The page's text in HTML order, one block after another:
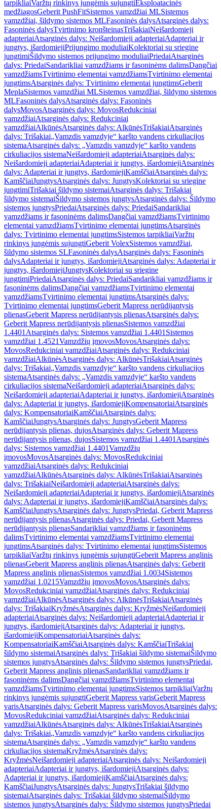
tarpikliaiVaržtų rinkinys jungėmis sujungtiEksploatacinės
medžiagosGeberit PushFitSistemos vamzdžiai MLSistemos
vamzdžiai, šildymo sistemos MLFasoninės dalysAtsarginės dalys:
Fasoninės dalysTvirtinimo kronšteinasTrišakiaiNeišardomieji
adapteriaiAtsarginės dalys: Neišardomieji adapteriaiAdapteriai ir
jungtys, išardomiejiPrijungimo moduliaiKolektoriai su sriegine
jungtimiŠildymo sistemos prijungimo moduliaiPriedaiAtsarginės
dalys: PriedaiSandarikliai vamzdžiams ir fasoninėms dalimsDangčiai
vamzdžiamsTvirtinimo elementai vamzdžiamsTvirtinimo elementai
jungtimsAtsarginės dalys: Tvirtinimo elementai jungtimsGeberit
MeplaSistemos vamzdžiai MLSistemos vamzdžiai, šildymo sistemos
MLFasoninės dalysAtsarginės dalys: Fasoninės
dalysMovosAtsarginės dalys: MovosRedukciniai
vamzdžiaiAtsarginės dalys: Redukciniai
vamzdžiaiAlkūnėsAtsarginės dalys: AlkūnėsTrišakiaiAtsarginės
dalys: Trišakiai„Vamzdis vamzdyje“ karšto vandens cirkuliacijos
sistemaAtsarginės dalys: „Vamzdis vamzdyje“ karšto vandens
cirkuliacijos sistemaNeišardomieji adapteriaiAtsarginės dalys:
Neišardomieji adapteriaiAdapteriai ir jungtys, išardomiejiAtsarginės
dalys: Adapteriai ir jungtys, išardomiejiKamščiaiAtsarginės dalys:
KamščiaiJungtysAtsarginės dalys: JungtysKolektoriai su sriegine
jungtimiTrišakiai šildymo sistemaiAtsarginės dalys: Trišakiai
šildymo sistemaiŠildymo sistemos jungtysAtsarginės dalys: Šildymo
sistemos jungtysPriedaiAtsarginės dalys: PriedaiSandarikliai
vamzdžiams ir fasoninėms dalimsDangčiai vamzdžiamsTvirtinimo
elementai vamzdžiamsTvirtinimo elementai jungtimsAtsarginės
dalys: Tvirtinimo elementai jungtimsSistemos tarpikliaiVaržtų
rinkinys jungėmis sujungtiGeberit VolexSistemos vamzdžiai,
šildymo sistemos SLFasoninės dalysAtsarginės dalys: Fasoninės
dalysAdapteriai ir jungtys, išardomiejiAtsarginės dalys: Adapteriai ir
jungtys, išardomiejiJungtysKolektoriai su sriegine
jungtimiPriedaiAtsarginės dalys: PriedaiSandarikliai vamzdžiams ir
fasoninėms dalimsDangčiai vamzdžiamsTvirtinimo elementai
vamzdžiamsTvirtinimo elementai jungtimsAtsarginės dalys:
Tvirtinimo elementai jungtimsGeberit Mapress nerūdijantysis
plienasGeberit Mapress nerūdijantysis plienasAtsarginės dalys:
Geberit Mapress nerūdijantysis plienasSistemos vamzdžiai
1.4401 Atsarginės dalys: Sistemos vamzdžiai 1.4401 Sistemos
vamzdžiai 1.4521Vamzdžių įmovosMovosAtsarginės dalys:
MovosRedukciniai vamzdžiaiAtsarginės dalys: Redukciniai
vamzdžiaiAlkūnėsAtsarginės dalys: AlkūnėsTrišakiaiAtsarginės
dalys: Trišakiai„Vamzdis vamzdyje“ karšto vandens cirkuliacijos
sistemaAtsarginės dalys: „Vamzdis vamzdyje“ karšto vandens
cirkuliacijos sistemaNeišardomieji adapteriaiAtsarginės dalys:
Neišardomieji adapteriaiAdapteriai ir jungtys, išardomiejiAtsarginės
dalys: Adapteriai ir jungtys, išardomiejiKompensatoriaiAtsarginės
dalys: KompensatoriaiKamščiaiAtsarginės dalys:
KamščiaiJungtysAtsarginės dalys: JungtysGeberit Mapress
nerūdijantysis plienas, dujosAtsarginės dalys: Geberit Mapress
nerūdijantysis plienas, dujosSistemos vamzdžiai 1.4401 Atsarginės
dalys: Sistemos vamzdžiai 1.4401Vamzdžių
įmovosMovosAtsarginės dalys: MovosRedukciniai
vamzdžiaiAtsarginės dalys: Redukciniai
vamzdžiaiAlkūnėsAtsarginės dalys: AlkūnėsTrišakiaiAtsarginės
dalys: TrišakiaiNeišardomieji adapteriaiAtsarginės dalys:
Neišardomieji adapteriaiAdapteriai ir jungtys, išardomiejiAtsarginės
dalys: Adapteriai ir jungtys, išardomiejiKamščiaiAtsarginės dalys:
KamščiaiJungtysAtsarginės dalys: JungtysPriedai, Geberit Mapress
nerūdijantysis plienasAtsarginės dalys: Priedai, Geberit Mapress
nerūdijantysis plienasSandarikliai vamzdžiams ir fasoninėms
dalimsTvirtinimo elementai vamzdžiamsTvirtinimo elementai
jungtimsAtsarginės dalys: Tvirtinimo elementai jungtimsSistemos
tarpikliaiVaržtų rinkinys jungėmis sujungtiGeberit Mapress anglinis
plienasGeberit Mapress anglinis plienasAtsarginės dalys: Geberit
Mapress anglinis plienasSistemos vamzdžiai 1.0034Sistemos
vamzdžiai 1.0215Vamzdžių įmovosMovosAtsarginės dalys:
MovosRedukciniai vamzdžiaiAtsarginės dalys: Redukciniai
vamzdžiaiAlkūnėsAtsarginės dalys: AlkūnėsTrišakiaiAtsarginės
dalys: TrišakiaiKryžmėsAtsarginės dalys: KryžmėsNeišardomieji
adapteriaiAtsarginės dalys: Neišardomieji adapteriaiAdapteriai ir
jungtys, išardomiejiAtsarginės dalys: Adapteriai ir jungtys,
išardomiejiKompensatoriaiAtsarginės dalys:
KompensatoriaiKamščiaiAtsarginės dalys: KamščiaiTrišakiai
šildymo sistemaiAtsarginės dalys: Trišakiai šildymo sistemaiŠildymo
sistemos jungtysAtsarginės dalys: Šildymo sistemos jungtysPriedai,
Geberit Mapress anglinis plienasSandarikliai vamzdžiams ir
fasoninėms dalimsDangčiai vamzdžiamsTvirtinimo elementai
vamzdžiamsTvirtinimo elementai jungtimsSistemos tarpikliaiVaržtų
rinkinys jungėmis sujungtiGeberit Mapress varisGeberit Mapress
varisAtsarginės dalys: Geberit Mapress varisMovosAtsarginės dalys:
MovosRedukciniai vamzdžiaiAtsarginės dalys: Redukciniai
vamzdžiaiAlkūnėsAtsarginės dalys: AlkūnėsTrišakiaiAtsarginės
dalys: Trišakiai„Vamzdis vamzdyje“ karšto vandens cirkuliacijos
sistemaAtsarginės dalys: „Vamzdis vamzdyje“ karšto vandens
cirkuliacijos sistemaKryžmėsAtsarginės dalys:
KryžmėsNeišardomieji adapteriaiAtsarginės dalys: Neišardomieji
adapteriaiAdapteriai ir jungtys, išardomiejiAtsarginės dalys:
Adapteriai ir jungtys, išardomiejiKamščiaiAtsarginės dalys:
KamščiaiJungtysAtsarginės dalys: JungtysTrišakiai šildymo
sistemaiAtsarginės dalys: Trišakiai šildymo sistemaiŠildymo
sistemos jungtysAtsarginės dalys: Šildymo sistemos jungtysPriedai